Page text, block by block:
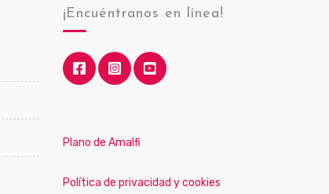
¡Encuéntranos en línea!
Plano de Amalfi
Política de privacidad y cookies